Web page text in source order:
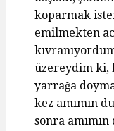
koparmak
emilmekten
üzereydim ki,
yarrağa
kez amımın
sonra